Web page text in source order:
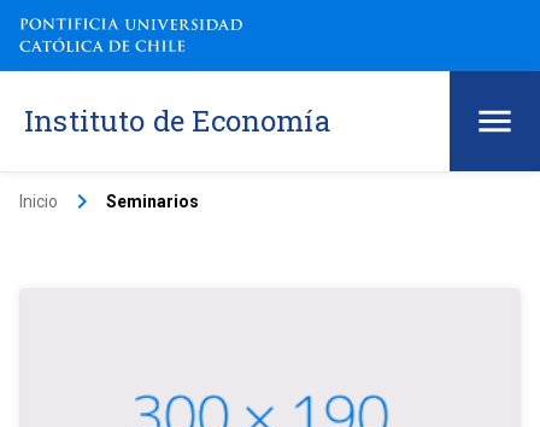
Instituto de Economía
Inicio keyboard_arrow_right Seminarios